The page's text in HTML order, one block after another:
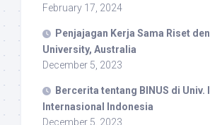
February 17, 2024
Penjajagan Kerja Sama Riset
University, Australia
December 5, 2023
Bercerita tentang BINUS di Univ.
Internasional Indonesia
December 5, 2023